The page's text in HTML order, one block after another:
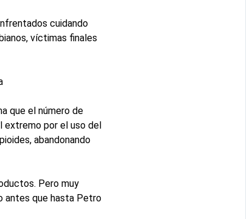
cuidando
víctimas finales
que el número de
extremo por el uso del
abandonando
Pero muy
antes que hasta Petro